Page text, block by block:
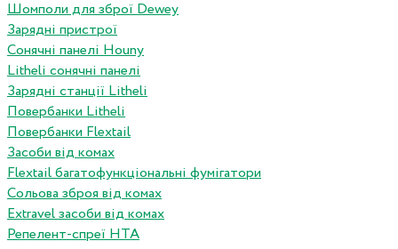
Шомполи для зброї Dewey
Зарядні пристрої
Сонячні панелі Houny
Litheli сонячні панелі
Зарядні станції Litheli
Повербанки Litheli
Повербанки Flextail
Засоби від комах
Flextail багатофункціональні фумігатори
Сольова зброя від комах
Extravel засоби від комах
Репелент-спреї HTA